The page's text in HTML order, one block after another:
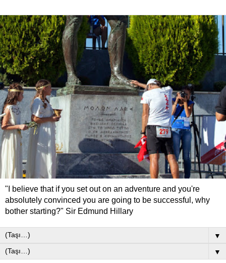
"I believe that if you set out on an adventure and you're
absolutely convinced you are going to be successful, why
bother starting?" Sir Edmund Hillary
▼
▼